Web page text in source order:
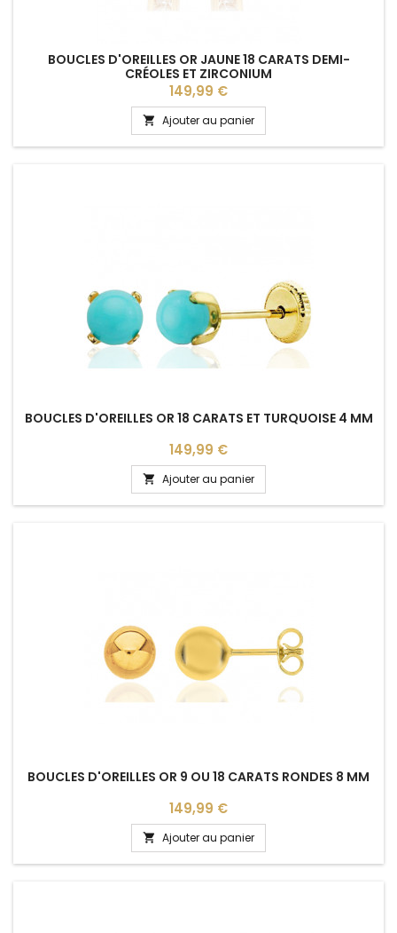
BOUCLES D'OREILLES OR JAUNE 18 CARATS DEMI-
CRÉOLES ET ZIRCONIUM
Prix
149,99 €
 Ajouter au panier
BOUCLES D'OREILLES OR 18 CARATS ET TURQUOISE 4 MM
Prix
149,99 €
 Ajouter au panier
BOUCLES D'OREILLES OR 9 OU 18 CARATS RONDES 8 MM
Prix
149,99 €
 Ajouter au panier